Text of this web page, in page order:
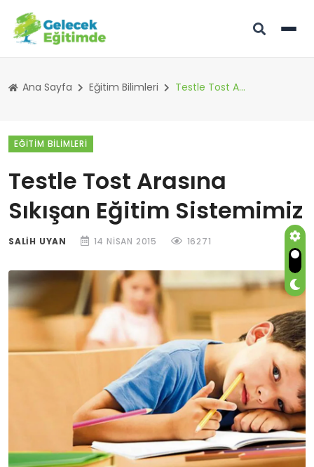
Ana Sayfa Eğitim Bilimleri Testle Tost Arasına Sıkışan Eğitim Sistemimiz
EĞITIM BILIMLERI
Testle Tost Arasına
Sıkışan Eğitim Sistemimiz
SALIH UYAN 14 NISAN 2015 16271